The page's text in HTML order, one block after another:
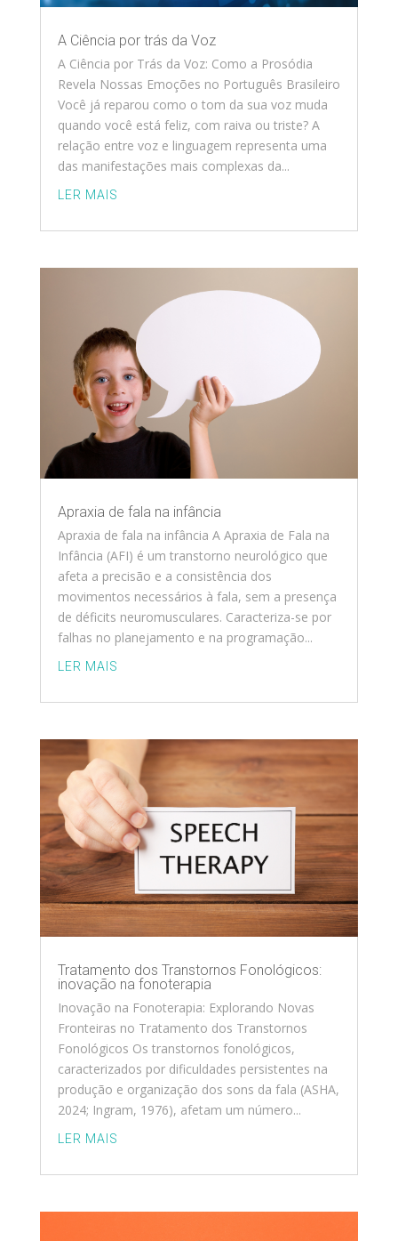
A Ciência por trás da Voz
A Ciência por Trás da Voz: Como a Prosódia
Revela Nossas Emoções no Português Brasileiro
Você já reparou como o tom da sua voz muda
quando você está feliz, com raiva ou triste? A
relação entre voz e linguagem representa uma
das manifestações mais complexas da...
LER MAIS
Apraxia de fala na infância
Apraxia de fala na infância A Apraxia de Fala na
Infância (AFI) é um transtorno neurológico que
afeta a precisão e a consistência dos
movimentos necessários à fala, sem a presença
de déficits neuromusculares. Caracteriza-se por
falhas no planejamento e na programação...
LER MAIS
Tratamento dos Transtornos Fonológicos:
inovação na fonoterapia
Inovação na Fonoterapia: Explorando Novas
Fronteiras no Tratamento dos Transtornos
Fonológicos Os transtornos fonológicos,
caracterizados por dificuldades persistentes na
produção e organização dos sons da fala (ASHA,
2024; Ingram, 1976), afetam um número...
LER MAIS